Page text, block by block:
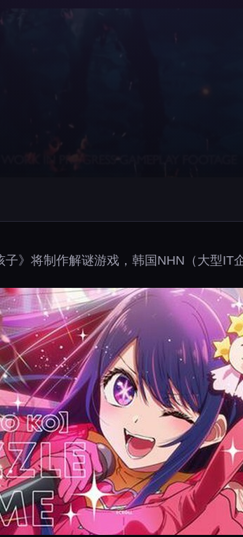
》将制作解谜游戏，韩国NHN（大型IT